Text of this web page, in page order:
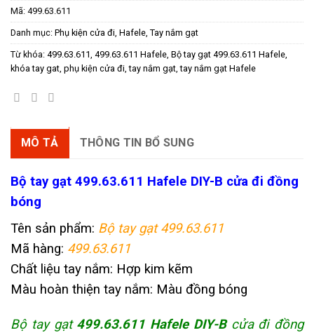
Mã: 499.63.611
Danh mục: Phụ kiện cửa đi Hafele Tay nắm gạt
Từ khóa: 499.63.611 499.63.611 Hafele Bộ tay gạt 499.63.611 Hafele
khóa tay gat phụ kiện cửa đi ,tay nắm gạt ,tay nắm gạt Hafele
MÔ TẢ THÔNG TIN BỔ SUNG
Bộ tay gạt 499.63.611 Hafele DIY-B cửa đi đồng
bóng
Tên sản phẩm: Bộ tay gạt 499.63.611
Mã hàng: 499.63.611
Chất liệu tay nắm: Hợp kim kẽm
Màu hoàn thiện tay nắm: Màu đồng bóng
Bộ tay gạt 499.63.611 Hafele DIY-Bcửa đi đồng